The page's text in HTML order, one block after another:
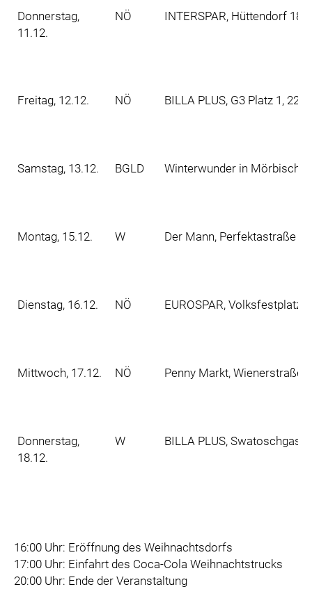
Donnerstag,
11.12.
NÖ INTERSPAR, Hüttendorf
Freitag, 12.12. NÖ BILLA PLUS, G3 Platz 1,
Samstag, 13.12. BGLD Winterwunder in Mörbisch
Montag, 15.12. W Der Mann, Perfektastraße
Dienstag, 16.12. NÖ EUROSPAR, Volksfestplatz
Mittwoch, 17.12. NÖ Penny Markt, Wienerstraße
Donnerstag,
18.12.
W BILLA PLUS,
16:00 Uhr: Eröffnung des Weihnachtsdorfs
17:00 Uhr: Einfahrt des Coca-Cola Weihnachtstrucks
20:00 Uhr: Ende der Veranstaltung